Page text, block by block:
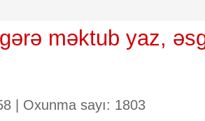
məktub yaz,
| Oxunma sayı: 1803